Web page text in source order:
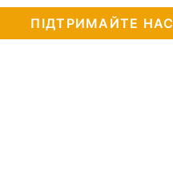
ПІДТРИМАЙТЕ НАС